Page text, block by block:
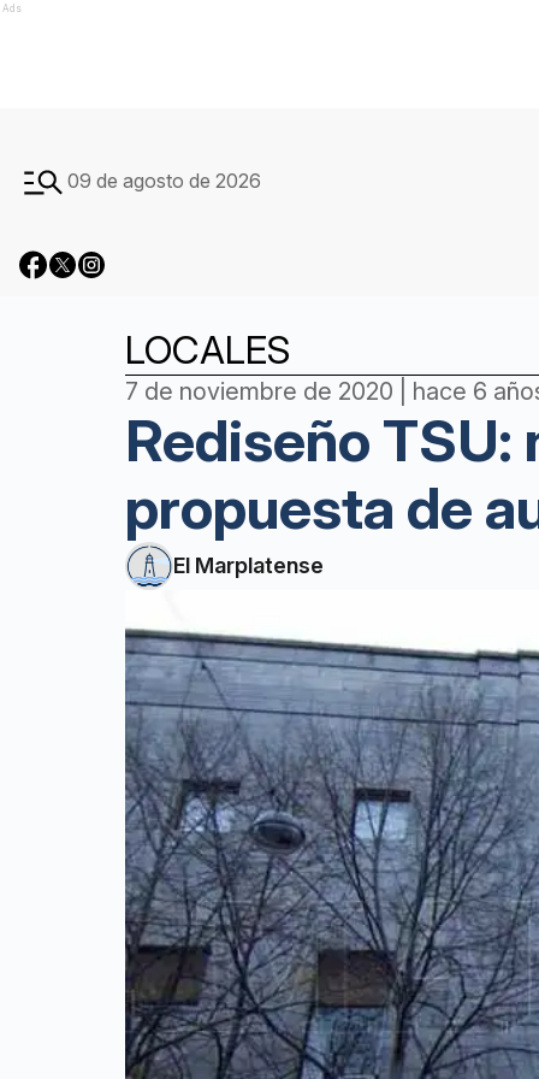
Ads
09 de agosto de 2026
LOCALES
7 de noviembre de 2020 | hace 6
Rediseño
propuesta de
El Marplatense